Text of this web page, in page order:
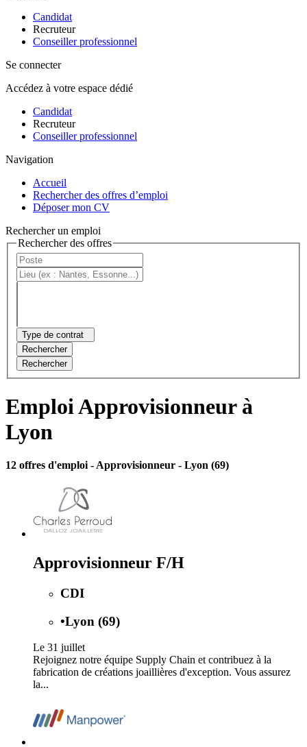
Candidat
Recruteur
Conseiller professionnel
Se connecter
Accédez à votre espace dédié
Candidat
Recruteur
Conseiller professionnel
Navigation
Accueil
Rechercher des offres d’emploi
Déposer mon CV
Rechercher un emploi
Rechercher des offres
Type de contrat
Rechercher
Rechercher
Emploi Approvisionneur à
Lyon
12 offres d'emploi - Approvisionneur - Lyon (69)
Approvisionneur F/H
CDI
•Lyon (69)
Le 31 juillet
Rejoignez notre équipe Supply Chain et contribuez à la
fabrication de créations joaillières d'exception. Vous assurez
la...